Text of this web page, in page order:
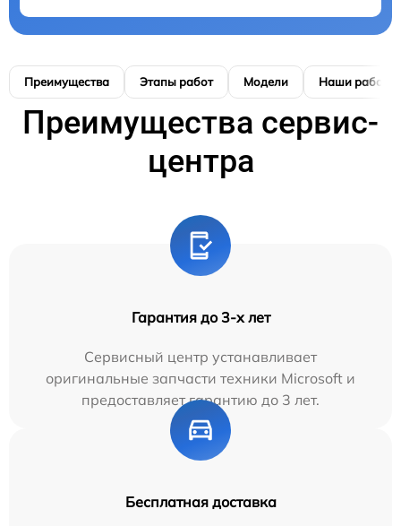
Преимущества Этапы работ Модели Наши работы
Преимущества сервис-
центра
Гарантия до 3-х лет
Сервисный центр устанавливает
оригинальные запчасти техники Microsoft и
предоставляет гарантию до 3 лет.
Бесплатная доставка